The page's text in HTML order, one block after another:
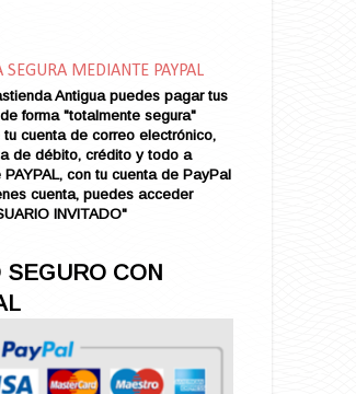
de Siam
de un Asesinato
Millonario (VENDIDO)
Tenorio
se Enamora (VENDIDO)
en Rio
de Juventud (VENDIDO)
SEGURA MEDIANTE PAYPAL
Antigua puedes pagar tus
forma "totalmente segura"
tu cuenta de correo electrónico,
de débito, crédito y todo a
con tu cuenta de PayPal
cuenta, puedes acceder
INVITADO"
SEGURO CON